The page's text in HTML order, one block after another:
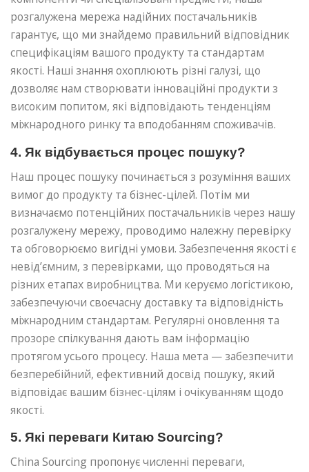
розгалужена мережа надійних постачальників
гарантує, що ми знайдемо правильний відповідник
специфікаціям вашого продукту та стандартам
якості. Наші знання охоплюють різні галузі, що
дозволяє нам створювати інноваційні продукти з
високим попитом, які відповідають тенденціям
міжнародного ринку та вподобанням споживачів.
4. Як відбувається процес пошуку?
Наш процес пошуку починається з розуміння ваших
вимог до продукту та бізнес-цілей. Потім ми
визначаємо потенційних постачальників через нашу
розгалужену мережу, проводимо належну перевірку
та обговорюємо вигідні умови. Забезпечення якості є
невід’ємним, з перевірками, що проводяться на
різних етапах виробництва. Ми керуємо логістикою,
забезпечуючи своєчасну доставку та відповідність
міжнародним стандартам. Регулярні оновлення та
прозоре спілкування дають вам інформацію
протягом усього процесу. Наша мета — забезпечити
безперебійний, ефективний досвід пошуку, який
відповідає вашим бізнес-цілям і очікуванням щодо
якості.
5. Які переваги Китаю Sourcing?
China Sourcing пропонує численні переваги,